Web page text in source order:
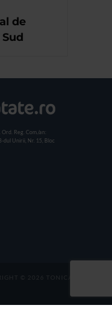
de
Ord. Reg. Com./an:
dul Unirii, Nr. 15, Bloc
© 2026 TONICA GROUP